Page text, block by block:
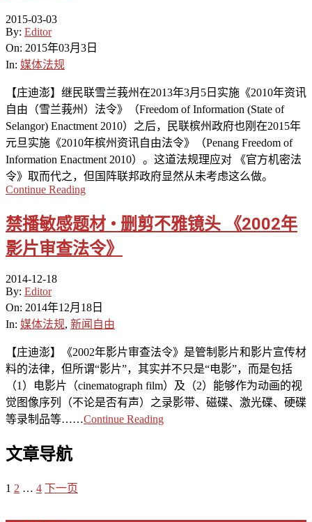
2015-03-03
By: Editor
On: 2015年03月3日
In: 媒体法规
【庄迪澎】继民联雪兰莪州在2013年3月5日实施《2010年资讯
自由（雪兰莪州）法令》（Freedom of Information (State of
Selangor) Enactment 2010）之后，民联槟州政府也刚在2015年
元旦实施《2010年槟州资讯自由法令》（Penang Freedom of
Information Enactment 2010）。这道法规理应对 《官方机密法
令》取而代之，但国阵联邦政府显然从未考虑这么做。
Continue Reading
禁播敏感题材 • 删剪不雅镜头 《2002年
影片审查法令》
2014-12-18
By: Editor
On: 2014年12月18日
In: 媒体法规, 新闻自由
【庄迪澎】《2002年影片审查法令》是管制影片和影片宣传材
料的法律，但所谓“影片”，其实并不只是“电影”，而是包括
（1）电影片（cinematograph film）及（2）能够作为动画的视
觉图像序列（不论是否有声）之录影带、磁碟、激光碟、硬碟
等录制品等……Continue Reading
文章导航
1 2 … 4 下一页